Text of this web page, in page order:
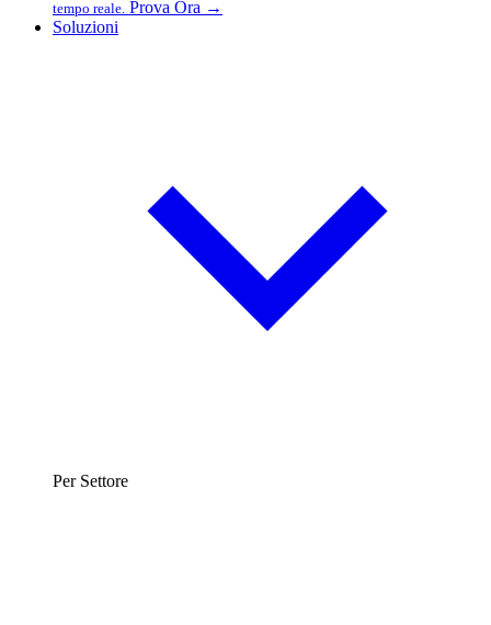
tempo reale. Prova Ora →
Soluzioni
Per Settore